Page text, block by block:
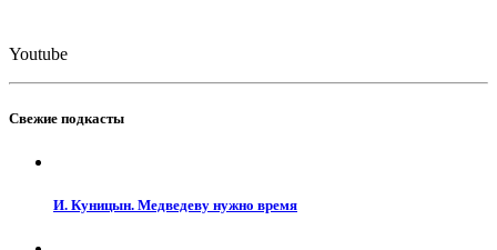
Youtube
Свежие подкасты
И. Куницын. Медведеву нужно время